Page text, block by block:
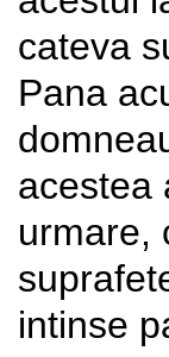
cateva
Pana
acestea
urmare,
intinse